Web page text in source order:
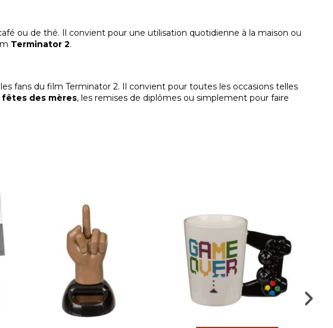
ou de thé. Il convient pour une utilisation quotidienne à la maison ou
Terminator 2.
fans du film Terminator 2. Il convient pour toutes les occasions telles
fêtes des mères, les remises de diplômes ou simplement pour faire